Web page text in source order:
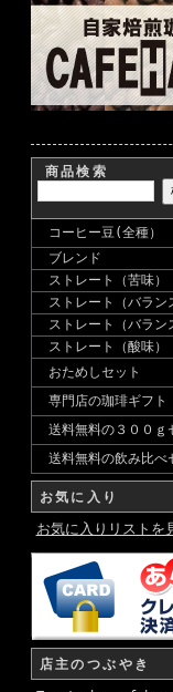
商品検索
コーヒー豆(全種）
ブレンド
ストレート（苦味）
ストレート（バラン
ストレート（バラン
ストレート（酸味）
おためしセット
専門店の珈琲ギフト
送料無料の３００ｇ
送料無料の飲み比べ
お気に入り
お気に入りリストを
店主のつぶやき